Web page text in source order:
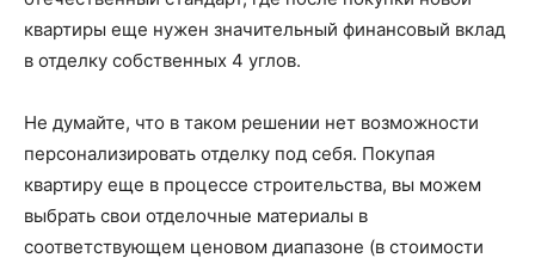
квартиры еще нужен значительный финансовый вклад
в отделку собственных 4 углов.
Не думайте, что в таком решении нет возможности
персонализировать отделку под себя. Покупая
квартиру еще в процессе строительства, вы можем
выбрать свои отделочные материалы в
соответствующем ценовом диапазоне (в стоимости